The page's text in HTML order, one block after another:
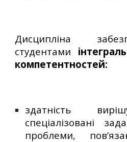
Дисципліна
студентами
компетентностей:
здатність
спеціалізовані
проблеми,